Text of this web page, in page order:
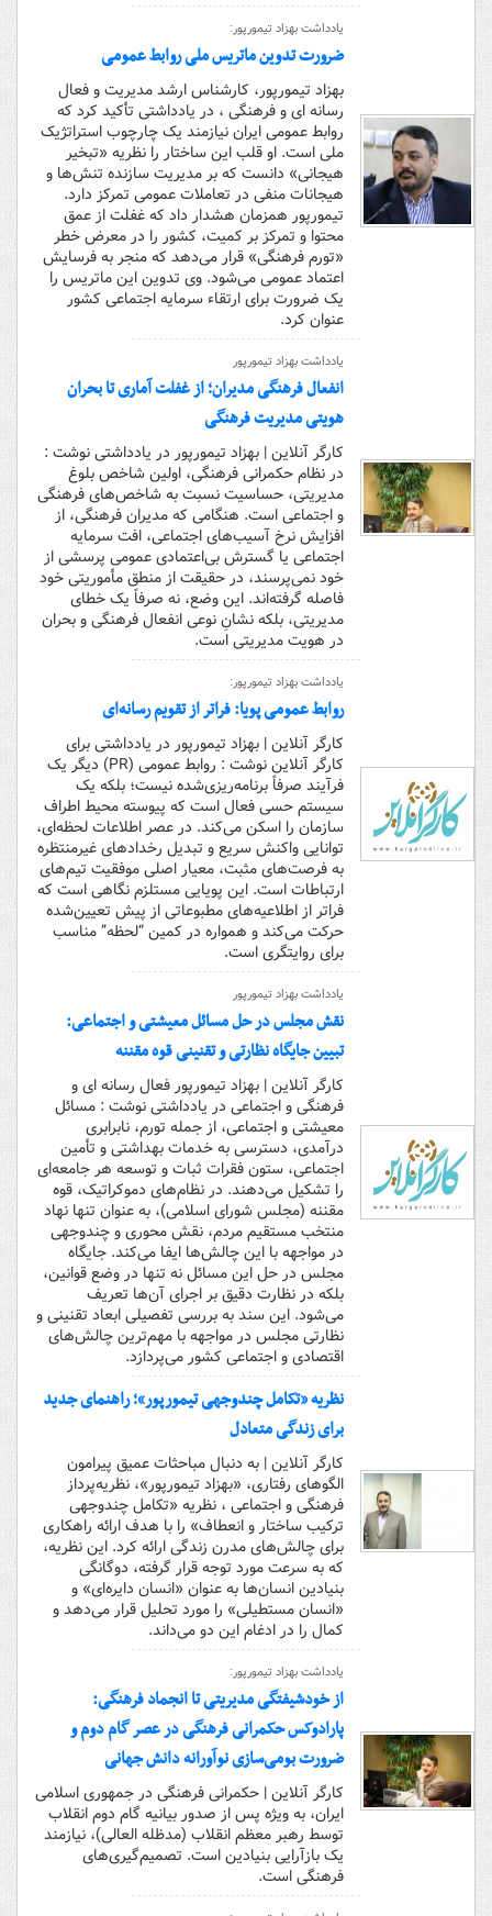
یادداشت بهزاد تیمورپور:
ضرورت تدوین ماتریس ملی روابط عمومی
بهزاد تیمورپور، کارشناس ارشد مدیریت و فعال
رسانه ای و فرهنگی ، در یادداشتی تأکید کرد که
روابط عمومی ایران نیازمند یک چارچوب استراتژیک
ملی است. او قلب این ساختار را نظریه «تبخیر
هیجانی» دانست که بر مدیریت سازنده تنش‌ها و
هیجانات منفی در تعاملات عمومی تمرکز دارد.
تیمورپور همزمان هشدار داد که غفلت از عمق
محتوا و تمرکز بر کمیت، کشور را در معرض خطر
«تورم فرهنگی» قرار می‌دهد که منجر به فرسایش
اعتماد عمومی می‌شود. وی تدوین این ماتریس را
یک ضرورت برای ارتقاء سرمایه اجتماعی کشور
عنوان کرد.
یادداشت بهزاد تیمورپور
انفعال فرهنگی مدیران؛ از غفلت آماری تا بحران
هویتی مدیریت فرهنگی
کارگر آنلاین | بهزاد تیمورپور در یادداشتی نوشت :
در نظام حکمرانی فرهنگی، اولین شاخص بلوغ
مدیریتی، حساسیت نسبت به شاخص‌های فرهنگی
و اجتماعی است. هنگامی که مدیران فرهنگی، از
افزایش نرخ آسیب‌های اجتماعی، افت سرمایه
اجتماعی یا گسترش بی‌اعتمادی عمومی پرسشی از
خود نمی‌پرسند، در حقیقت از منطق مأموریتی خود
فاصله گرفته‌اند. این وضع، نه صرفاً یک خطای
مدیریتی، بلکه نشانِ نوعی انفعال فرهنگی و بحران
در هویت مدیریتی است.
یادداشت بهزاد تیمورپور:
روابط عمومی پویا: فراتر از تقویم رسانه‌ای
کارگر آنلاین | بهزاد تیمورپور در یادداشتی برای
کارگر آنلاین نوشت : روابط عمومی (PR) دیگر یک
فرآیند صرفاً برنامه‌ریزی‌شده نیست؛ بلکه یک
سیستم حسی فعال است که پیوسته محیط اطراف
سازمان را اسکن می‌کند. در عصر اطلاعات لحظه‌ای،
توانایی واکنش سریع و تبدیل رخدادهای غیرمنتظره
به فرصت‌های مثبت، معیار اصلی موفقیت تیم‌های
ارتباطات است. این پویایی مستلزم نگاهی است که
فراتر از اطلاعیه‌های مطبوعاتی از پیش تعیین‌شده
حرکت می‌کند و همواره در کمین “لحظه” مناسب
برای روایتگری است.
یادداشت بهزاد تیمورپور
نقش مجلس در حل مسائل معیشتی و اجتماعی:
تبیین جایگاه نظارتی و تقنینی قوه مقننه
کارگر آنلاین | بهزاد تیمورپور فعال رسانه ای و
فرهنگی و اجتماعی در یادداشتی نوشت : مسائل
معیشتی و اجتماعی، از جمله تورم، نابرابری
درآمدی، دسترسی به خدمات بهداشتی و تأمین
اجتماعی، ستون فقرات ثبات و توسعه هر جامعه‌ای
را تشکیل می‌دهند. در نظام‌های دموکراتیک، قوه
مقننه (مجلس شورای اسلامی)، به عنوان تنها نهاد
منتخب مستقیم مردم، نقش محوری و چندوجهی
در مواجهه با این چالش‌ها ایفا می‌کند. جایگاه
مجلس در حل این مسائل نه تنها در وضع قوانین،
بلکه در نظارت دقیق بر اجرای آن‌ها تعریف
می‌شود. این سند به بررسی تفصیلی ابعاد تقنینی و
نظارتی مجلس در مواجهه با مهم‌ترین چالش‌های
اقتصادی و اجتماعی کشور می‌پردازد.
نظریه «تکامل چندوجهی تیمورپور»؛ راهنمای جدید
برای زندگی متعادل
کارگر آنلاین | به دنبال مباحثات عمیق پیرامون
الگوهای رفتاری، «بهزاد تیمورپور»، نظریه‌پرداز
فرهنگی و اجتماعی ، نظریه «تکامل چندوجهی
ترکیب ساختار و انعطاف» را با هدف ارائه راهکاری
برای چالش‌های مدرن زندگی ارائه کرد. این نظریه،
که به سرعت مورد توجه قرار گرفته، دوگانگی
بنیادین انسان‌ها به عنوان «انسان دایره‌ای» و
«انسان مستطیلی» را مورد تحلیل قرار می‌دهد و
کمال را در ادغام این دو می‌داند.
یادداشت بهزاد تیمورپور:
از خودشیفتگی مدیریتی تا انجماد فرهنگی:
پارادوکس حکمرانی فرهنگی در عصر گام دوم و
ضرورت بومی‌سازی نوآورانه دانش جهانی
کارگر آنلاین | حکمرانی فرهنگی در جمهوری اسلامی
ایران، به ویژه پس از صدور بیانیه گام دوم انقلاب
توسط رهبر معظم انقلاب (مدظله العالی)، نیازمند
یک بازآرایی بنیادین است. تصمیم‌گیری‌های
فرهنگی است.